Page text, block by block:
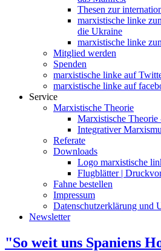
Thesen zur
marxistische linke
die Ukraine
marxistische linke
Mitglied werden
Spenden
marxistische linke auf
marxistische linke auf
Service
Marxistische Theorie
Marxistische Theorie
Integrativer
Referate
Downloads
Logo marxistische
Flugblätter |
Fahne bestellen
Impressum
Datenschutzerklärung und
Newsletter
"So weit uns Spaniens